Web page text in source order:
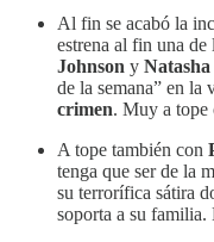
Al fin se acabó la
estrena al fin una de
Johnson y
de la semana” en la
crimen. Muy a tope
A tope también con
tenga que ser de la
su terrorífica sátira
soporta a su familia.